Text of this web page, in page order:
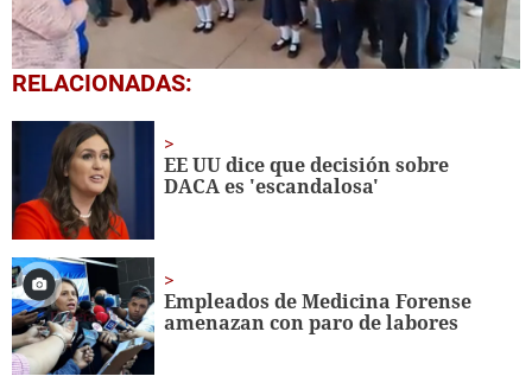
0
seconds
minute,
seconds
RELACIONADAS:
EE UU dice que decisión sobre
DACA es 'escandalosa'
Empleados de Medicina Forense
amenazan con paro de labores